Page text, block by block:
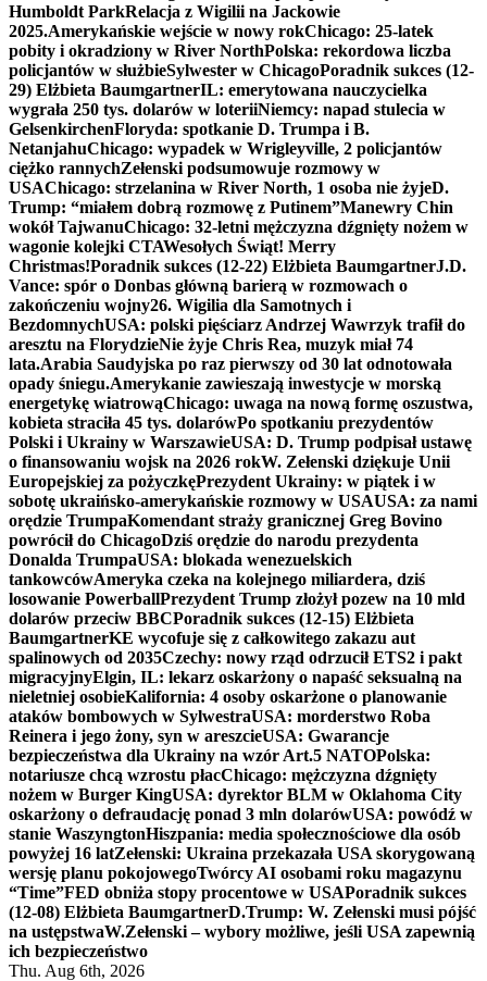
Humboldt ParkRelacja z Wigilii na Jackowie
2025.Amerykańskie wejście w nowy rokChicago: 25-latek
pobity i okradziony w River NorthPolska: rekordowa liczba
policjantów w służbieSylwester w ChicagoPoradnik sukces (12-
29) Elżbieta BaumgartnerIL: emerytowana nauczycielka
wygrała 250 tys. dolarów w loteriiNiemcy: napad stulecia w
GelsenkirchenFloryda: spotkanie D. Trumpa i B.
NetanjahuChicago: wypadek w Wrigleyville, 2 policjantów
ciężko rannychZełenski podsumowuje rozmowy w
USAChicago: strzelanina w River North, 1 osoba nie żyjeD.
Trump: “miałem dobrą rozmowę z Putinem”Manewry Chin
wokół TajwanuChicago: 32-letni mężczyzna dźgnięty nożem w
wagonie kolejki CTAWesołych Świąt! Merry
Christmas!Poradnik sukces (12-22) Elżbieta BaumgartnerJ.D.
Vance: spór o Donbas główną barierą w rozmowach o
zakończeniu wojny26. Wigilia dla Samotnych i
BezdomnychUSA: polski pięściarz Andrzej Wawrzyk trafił do
aresztu na FlorydzieNie żyje Chris Rea, muzyk miał 74
lata.Arabia Saudyjska po raz pierwszy od 30 lat odnotowała
opady śniegu.Amerykanie zawieszają inwestycje w morską
energetykę wiatrowąChicago: uwaga na nową formę oszustwa,
kobieta straciła 45 tys. dolarówPo spotkaniu prezydentów
Polski i Ukrainy w WarszawieUSA: D. Trump podpisał ustawę
o finansowaniu wojsk na 2026 rokW. Zełenski dziękuje Unii
Europejskiej za pożyczkęPrezydent Ukrainy: w piątek i w
sobotę ukraińsko-amerykańskie rozmowy w USAUSA: za nami
orędzie TrumpaKomendant straży granicznej Greg Bovino
powrócił do ChicagoDziś orędzie do narodu prezydenta
Donalda TrumpaUSA: blokada wenezuelskich
tankowcówAmeryka czeka na kolejnego miliardera, dziś
losowanie PowerballPrezydent Trump złożył pozew na 10 mld
dolarów przeciw BBCPoradnik sukces (12-15) Elżbieta
BaumgartnerKE wycofuje się z całkowitego zakazu aut
spalinowych od 2035Czechy: nowy rząd odrzucił ETS2 i pakt
migracyjnyElgin, IL: lekarz oskarżony o napaść seksualną na
nieletniej osobieKalifornia: 4 osoby oskarżone o planowanie
ataków bombowych w SylwestraUSA: morderstwo Roba
Reinera i jego żony, syn w areszcieUSA: Gwarancje
bezpieczeństwa dla Ukrainy na wzór Art.5 NATOPolska:
notariusze chcą wzrostu płacChicago: mężczyzna dźgnięty
nożem w Burger KingUSA: dyrektor BLM w Oklahoma City
oskarżony o defraudację ponad 3 mln dolarówUSA: powódź w
stanie WaszyngtonHiszpania: media społecznościowe dla osób
powyżej 16 latZełenski: Ukraina przekazała USA skorygowaną
wersję planu pokojowegoTwórcy AI osobami roku magazynu
“Time”FED obniża stopy procentowe w USAPoradnik sukces
(12-08) Elżbieta BaumgartnerD.Trump: W. Zełenski musi pójść
na ustępstwaW.Zełenski – wybory możliwe, jeśli USA zapewnią
ich bezpieczeństwo
Thu. Aug 6th, 2026